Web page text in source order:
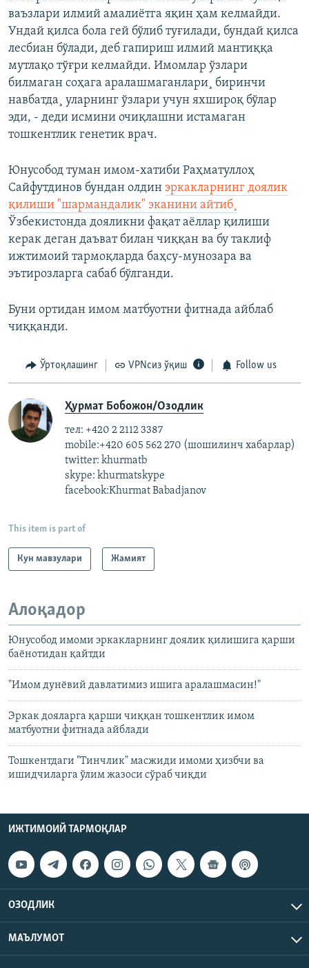
ваъзлари илмий амалиётга яқин ҳам келмайди.
Ундай қилса бола гей бўлиб туғилади, бундай қилса
лесбиан бўлади, деб гапириш илмий мантиққа
мутлақо тўғри келмайди. Имомлар ўзлари
билмаган соҳага аралашмаганлари¸ биринчи
навбатда¸ уларнинг ўзлари учун яхшироқ бўлар
эди, - деди исмини очиқлашни истамаган
тошкентлик генетик врач.
Юнусобод туман имом-хатиби Раҳматуллоҳ
Сайфутдинов бундан олдин эркакларнинг доялик
қилиши "шармандалик" эканини айтиб¸
Ўзбекистонда дояликни фақат аёллар қилиши
керак деган даъват билан чиққан ва бу таклиф
ижтимоий тармоқларда баҳсу-мунозара ва
эътирозларга сабаб бўлганди.
Буни ортидан имом матбуотни фитнада айблаб
чиққанди.
Ўртоқлашинг VPNсиз ўқиш Follow us
Ҳурмат Бобожон/Озодлик
тел: +420 2 2112 3387
mobile:+420 605 562 270 (шошилинч хабарлар)
twitter: khurmatb
skype: khurmatskype
facebook:Khurmat Babadjanov
This item is part of
Кун мавзулари Жамият
Алоқадор
Юнусобод имоми эркакларнинг доялик қилишига қарши
баëнотидан қайтди
"Имом дунëвий давлатимиз ишига аралашмасин!"
Эркак дояларга қарши чиққан тошкентлик имом
матбуотни фитнада айблади
Тошкентдаги "Тинчлик" масжиди имоми ҳизбчи ва
ишидчиларга ўлим жазоси сўраб чиқди
ИЖТИМОИЙ ТАРМОҚЛАР
ОЗОДЛИК
МАЪЛУМОТ